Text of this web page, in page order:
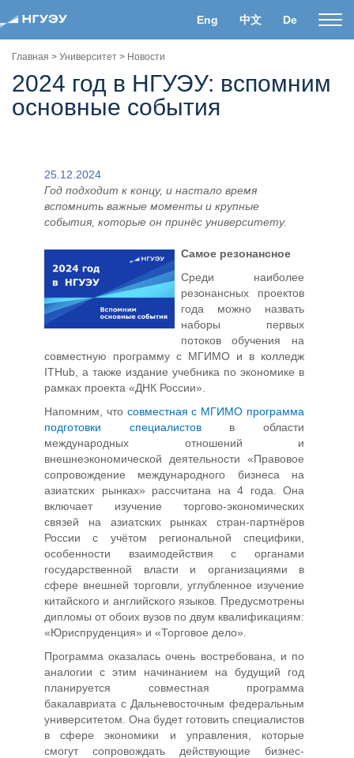
Eng 中文 De
Главная > Университет > Новости
2024 год в НГУЭУ: вспомним
основные события
25.12.2024
Год подходит к концу, и настало время
вспомнить важные моменты и крупные
события, которые он принёс университету.
Самое резонансное
Среди наиболее
резонансных проектов
года можно назвать
наборы первых
потоков обучения на
совместную программу с МГИМО и в колледж
ITHub, а также издание учебника по экономике в
рамках проекта «ДНК России».
Напомним, что совместная с МГИМО программа
подготовки специалистовв области
международных отношений и
внешнеэкономической деятельности «Правовое
сопровождение международного бизнеса на
азиатских рынках» рассчитана на 4 года. Она
включает изучение торгово-экономических
связей на азиатских рынках стран-партнёров
России с учётом региональной специфики,
особенности взаимодействия с органами
государственной власти и организациями в
сфере внешней торговли, углубленное изучение
китайского и английского языков. Предусмотрены
дипломы от обоих вузов по двум квалификациям:
«Юриспруденция» и «Торговое дело».
Программа оказалась очень востребована, и по
аналогии с этим начинанием на будущий год
планируется совместная программа
бакалавриата с Дальневосточным федеральным
университетом. Она будет готовить специалистов
в сфере экономики и управления, которые
смогут сопровождать действующие бизнес-